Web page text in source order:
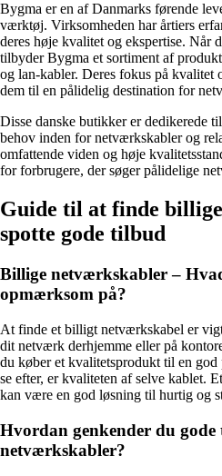
Bygma er en af Danmarks førende
værktøj. Virksomheden har årtiers
deres høje kvalitet og ekspertise. Når
tilbyder Bygma et sortiment af
og lan-kabler. Deres fokus på kvalitet
dem til en pålidelig destination for
Disse danske butikker er dedikerede
behov inden for netværkskabler og
omfattende viden og høje
for forbrugere, der søger pålidelige
Guide til at finde
spotte gode tilbud
Billige netværkskabler –
opmærksom på?
At finde et billigt netværkskabel er
dit netværk derhjemme eller på
du køber et kvalitetsprodukt til en
se efter, er kvaliteten af selve kablet.
kan være en god løsning til hurtig og
Hvordan genkender du
netværkskabler?